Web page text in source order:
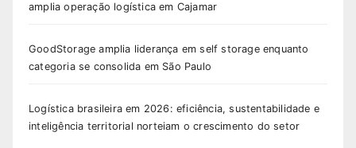
amplia operação logística em Cajamar
GoodStorage amplia liderança em self storage enquanto
categoria se consolida em São Paulo
Logística brasileira em 2026: eficiência, sustentabilidade e
inteligência territorial norteiam o crescimento do setor